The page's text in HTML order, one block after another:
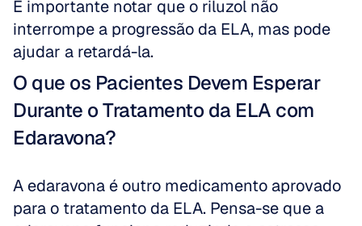
É importante notar que o riluzol não
interrompe a progressão da ELA, mas pode
ajudar a retardá-la.
O que os Pacientes Devem Esperar
Durante o Tratamento da ELA com
Edaravona?
A edaravona é outro medicamento aprovado
para o tratamento da ELA. Pensa-se que a